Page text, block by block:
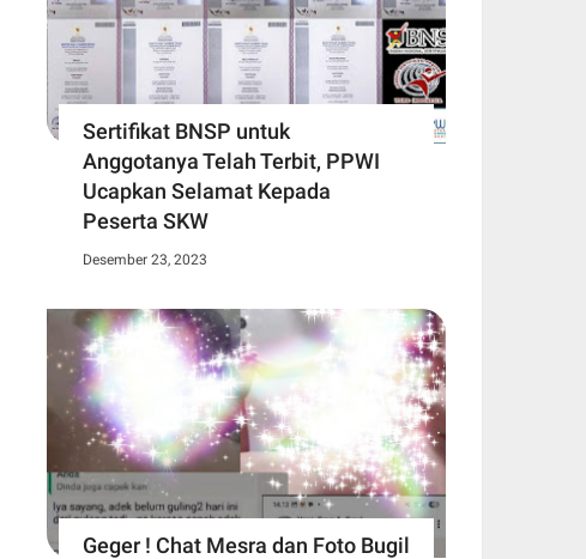
Sertifikat BNSP untuk
Anggotanya Telah Terbit, PPWI
Ucapkan Selamat Kepada
Peserta SKW
Desember 23, 2023
Geger ! Chat Mesra dan Foto Bugil